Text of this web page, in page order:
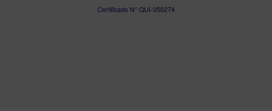
Certificado N° QUI-050274